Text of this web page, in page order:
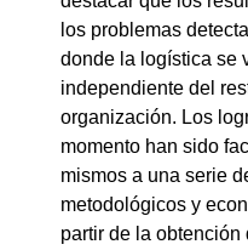
los problemas
donde la logística se
independiente del
organización. Los
momento han sido
mismos a una serie
metodológicos y
partir de la